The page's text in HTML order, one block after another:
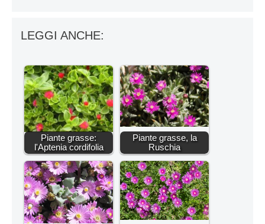
LEGGI ANCHE:
Piante grasse:
l'Aptenia cordifolia
Piante grasse, la
Ruschia